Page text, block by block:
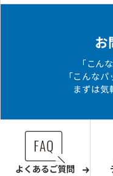
お
「こん
「こんな
まずは気
よくあるご質問